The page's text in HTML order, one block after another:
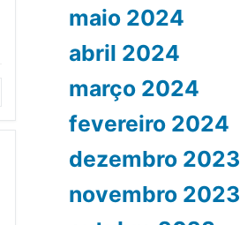
maio 2024
abril 2024
março 2024
fevereiro 2024
dezembro 2023
novembro 2023